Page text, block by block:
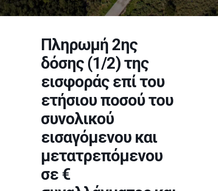
Πληρωμή 2ης
δόσης (1/2) της
εισφοράς επί του
ετήσιου ποσού του
συνολικού
εισαγόμενου και
μετατρεπόμενου
σε €